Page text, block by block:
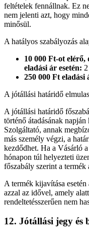
feltételek fennállnak. Ez
nem jelenti azt, hogy
minősül.
A hatályos szabályozás
10 000 Ft-ot elérő,
eladási ár esetén:
250 000 Ft eladási
A jótállási határidő
A jótállási határidő
történő átadásának
Szolgáltató, annak
más személy végzi, a
kezdődhet. Ha a Vásárló
hónapon túl helyezteti
főszabály szerint a termék
A termék kijavítása
azzal az idővel, amely
rendeltetésszerűen nem
12. Jótállási jegy és